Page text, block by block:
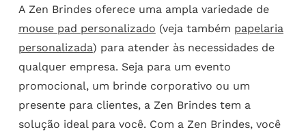
A Zen Brindes oferece uma ampla variedade de
mouse pad personalizado (veja também papelaria
personalizada) para atender às necessidades de
qualquer empresa. Seja para um evento
promocional, um brinde corporativo ou um
presente para clientes, a Zen Brindes tem a
solução ideal para você. Com a Zen Brindes, você